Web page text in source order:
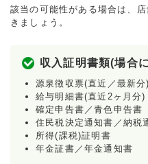
該当の可能性がある場合は、
きましょう。
収入証明書類(場合
源泉徴収票(直近／最新分)
給与明細書(直近2ヶ月分)
確定申告書／青色申告書
住民税決定通知書／納税
所得(課税)証明書
年金証書／年金通知書